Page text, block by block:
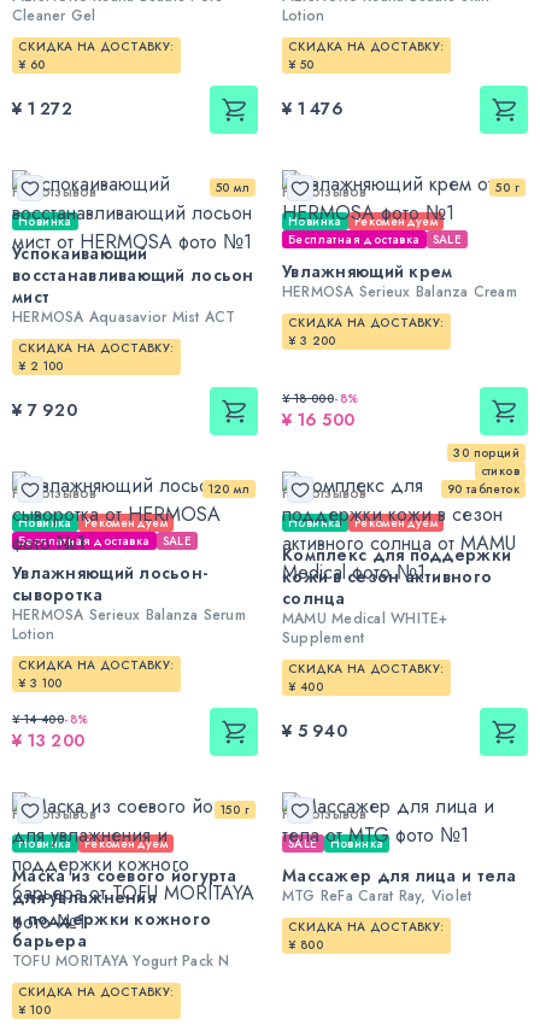
Cleaner Gel
СКИДКА НА ДОСТАВКУ:
¥ 60
¥ 1 272
Lotion
СКИДКА НА ДОСТАВКУ:
¥ 50
¥ 1 476
50 мл
Нет отзывов
Новинка
Успокаивающий
восстанавливающий лосьон
мист
HERMOSA Aquasavior Mist ACT
СКИДКА НА ДОСТАВКУ:
¥ 2 100
¥ 7 920
50 г
Нет отзывов
Новинка
Рекомендуем
Бесплатная доставка
SALE
Увлажняющий крем
HERMOSA Serieux Balanza Cream
СКИДКА НА ДОСТАВКУ:
¥ 3 200
¥ 18 000- 8%
¥ 16 500
120 мл
Нет отзывов
Новинка
Рекомендуем
Бесплатная доставка
SALE
Увлажняющий лосьон-
сыворотка
HERMOSA Serieux Balanza Serum
Lotion
СКИДКА НА ДОСТАВКУ:
¥ 3 100
¥ 14 400- 8%
¥ 13 200
30 порций
стиков
90 таблеток
Нет отзывов
Новинка Рекомендуем
Комплекс для поддержки
кожи в сезон активного
солнца
MAMU Medical WHITE+
Supplement
СКИДКА НА ДОСТАВКУ:
¥ 400
¥ 5 940
150 г
Нет отзывов
Новинка Рекомендуем
Маска из соевого йогурта
для увлажнения
и поддержки кожного
барьера
TOFU MORITAYA Yogurt Pack N
СКИДКА НА ДОСТАВКУ:
¥ 100
Нет отзывов
SALE Новинка
Массажер для лица и тела
MTG ReFa Carat Ray, Violet
СКИДКА НА ДОСТАВКУ:
¥ 800